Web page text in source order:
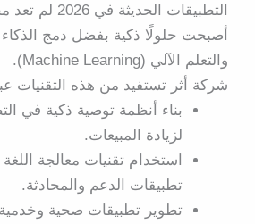
التطبيقات
والتعلم الآلي (Machine Learning).
شركة أثر تستفيد من هذه التقنيات
بناء أنظمة توصية ذكية في
لزيادة المبيعات.
تطبيقات الدعم والمحادثة.
تطوير تطبيقات صحية